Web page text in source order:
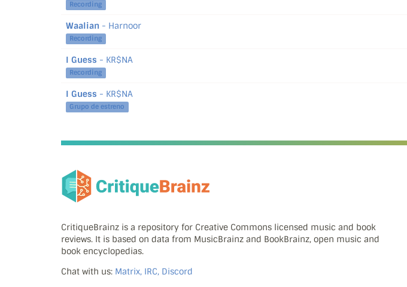
Recording
Waalian - Harnoor
Recording
I Guess - KR$NA
Recording
I Guess - KR$NA
Grupo de estreno
CritiqueBrainz is a repository for Creative Commons licensed music and book
reviews. It is based on data from MusicBrainz and BookBrainz, open music and
book encyclopedias.
Chat with us: Matrix, IRC, Discord